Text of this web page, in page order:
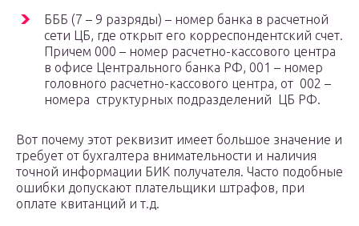
БББ (7 – 9 разряды) – номер банка в расчетной
сети ЦБ, где открыт его корреспондентский счет.
Причем 000 – номер расчетно-кассового центра
в офисе Центрального банка РФ, 001 – номер
головного расчетно-кассового центра, от 002 –
номера структурных подразделений ЦБ РФ.
Вот почему этот реквизит имеет большое значение и
требует от бухгалтера внимательности и наличия
точной информации БИК получателя. Часто подобные
ошибки допускают плательщики штрафов, при
оплате квитанций и т.д.